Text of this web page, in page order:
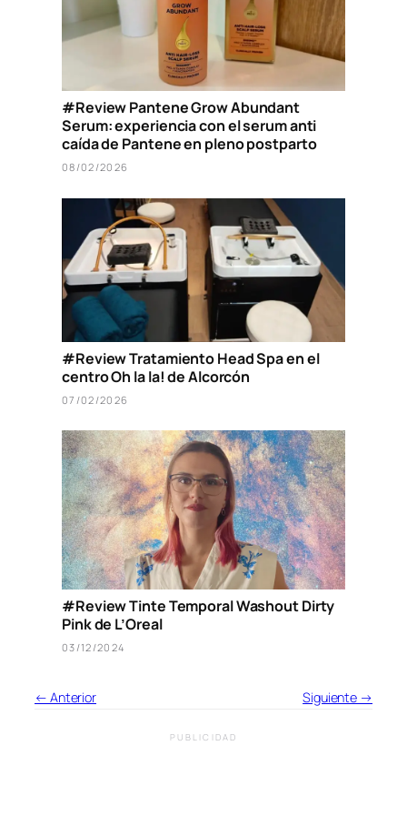
#Review Pantene Grow Abundant
Serum: experiencia con el serum anti
caída de Pantene en pleno postparto
08/02/2026
#Review Tratamiento Head Spa en el
centro Oh la la! de Alcorcón
07/02/2026
#Review Tinte Temporal Washout Dirty
Pink de L’Oreal
03/12/2024
← Anterior Siguiente →
PUBLICIDAD